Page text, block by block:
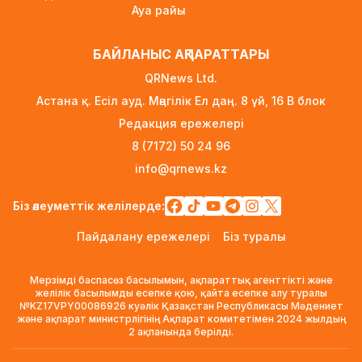
Қыркүйектен бастап көлік әкелуге қойылатын
13 сағат бұрын
УЕФА: Инфантиноға сенім жоғалды, бойкот
күшінде қалады
«Өзімізге де керек»: Трамп Украинаға қару
жеткізу туралы айтты
тасымалдаған күдікті ұсталды
ERG-дегі мемлекеттің 40 пайыз үлесі
«Самұрық-Қазынаға» өтті
Ауа райы
БАЙЛАНЫС АҚПАРАТТАРЫ
QRNews Ltd.
Астана қ. Есіл ауд. Мәңгілік Ел даң. 8 үй, 16 B блок
Редакция ережелері
8 (7172) 50 24 96
info@qrnews.kz
Біз әлеуметтік желілерде:
Пайдалану ережелері Біз туралы
Мерзімді баспасөз басылымын, ақпараттық агенттікті және
желілік басылымды есепке қою, қайта есепке алу туралы
№KZ17VPY00086926 куәлік Қазақстан Республикасы Мәдениет
және ақпарат министрлігінің Ақпарат комитетімен 2024 жылдың
2 ақпанында берілді.